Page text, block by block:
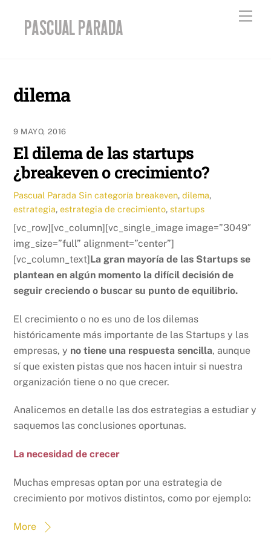
content
dilema
9 MAYO, 2016
El dilema de las startups
¿breakeven o crecimiento?
Pascual Parada Sin categoría breakeven,dilema,
estrategia,estrategia de crecimiento,startups
[vc_row][vc_column][vc_single_image image=”3049″
img_size=”full” alignment=”center”]
[vc_column_text]La gran mayoría de las Startups se
plantean en algún momento la difícil decisión de
seguir creciendo o buscar su punto de equilibrio.
El crecimiento o no es uno de los dilemas
históricamente más importante de las Startups y las
empresas, y no tiene una respuesta sencilla, aunque
sí que existen pistas que nos hacen intuir si nuestra
organización tiene o no que crecer.
Analicemos en detalle las dos estrategias a estudiar y
saquemos las conclusiones oportunas.
La necesidad de crecer
Muchas empresas optan por una estrategia de
crecimiento por motivos distintos, como por ejemplo:
More